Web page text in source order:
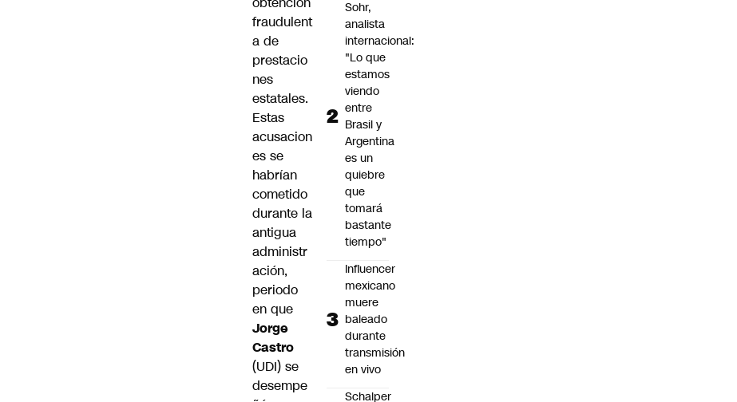
fraudulent
a de
prestacio
nes
estatales.
Estas
acusacion
es se
habrían
cometido
durante la
antigua
administr
ación,
periodo
en que
Jorge
Castro
(UDI) se
desempe
Sohr,
analista
internacional:
"Lo que
estamos
viendo
entre
Brasil y
Argentina
es un
quiebre
que
tomará
bastante
tiempo"
Influencer
mexicano
muere
baleado
durante
transmisión
en vivo
Schalper